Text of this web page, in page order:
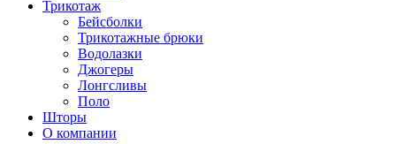
Трикотаж
Бейсболки
Трикотажные брюки
Водолазки
Джогеры
Лонгсливы
Поло
Шторы
О компании